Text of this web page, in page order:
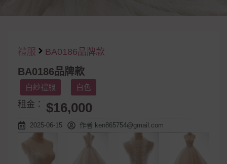
禮服 BA0186品牌款
BA0186品牌款
白紗禮服 白色
租金： $16,000
2025-06-15 作者 ken865754@gmail.com